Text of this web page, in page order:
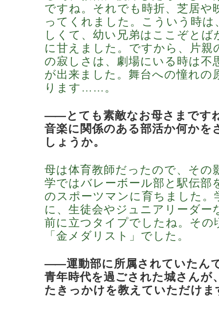
ですね。それでも時折、芝居や
ってくれました。こういう時は
しくて、幼い兄弟はここぞとば
に甘えました。ですから、片親
の寂しさは、劇場にいる時は不
が出来ました。舞台への憧れの
ります……。
――とても素敵なお母さまです
音楽に関係のある部活か何かを
しょうか。
母は体育教師だったので、その
学ではバレーボール部と駅伝部
のスポーツマンに育ちました。
に、生徒会やジュニアリーダー
前に立つタイプでしたね。その
「金メダリスト」でした。
――運動部に所属されていたん
青年時代を過ごされた城さんが
たきっかけを教えていただけま